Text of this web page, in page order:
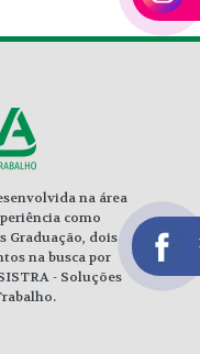
na área
como
Graduação, dois
na busca por
- Soluções